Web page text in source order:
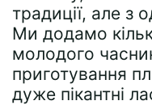
традиції, але з
Ми додамо
молодого
приготування
дуже пікантні